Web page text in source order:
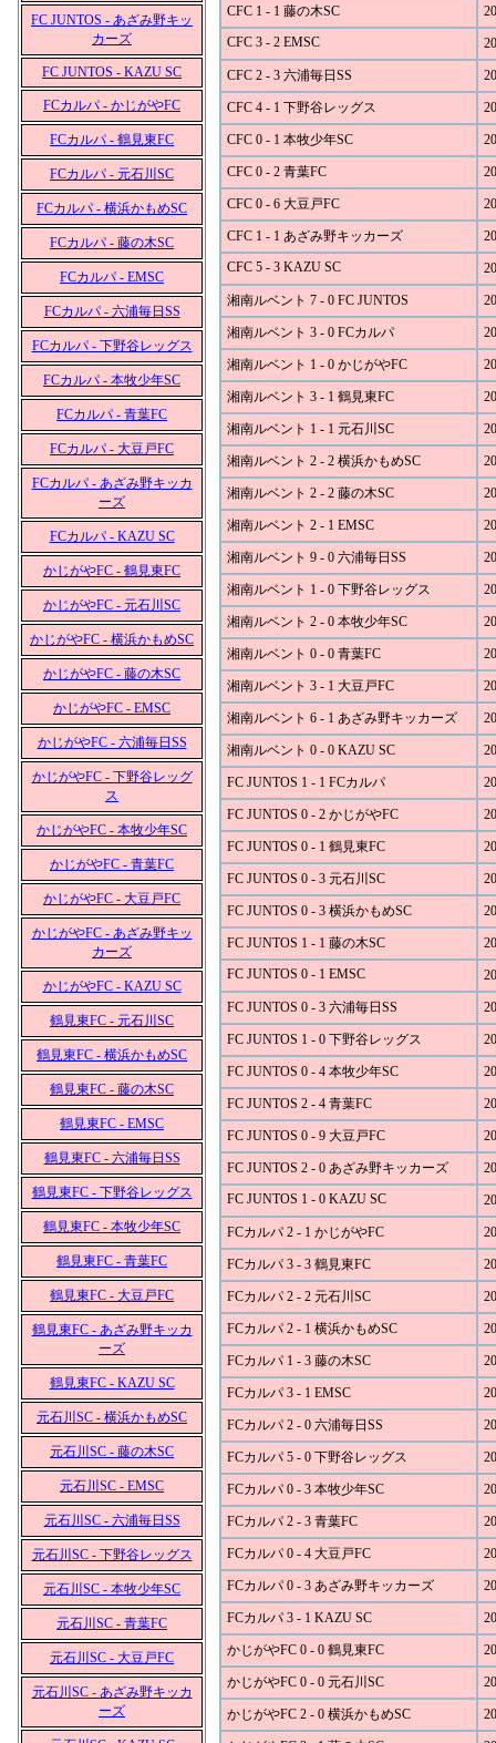
FC JUNTOS - あざみ野キッ
カーズ
FC JUNTOS - KAZU SC
FCカルパ - かじがやFC
FCカルパ - 鶴見東FC
FCカルパ - 元石川SC
FCカルパ - 横浜かもめSC
FCカルパ - 藤の木SC
FCカルパ - EMSC
FCカルパ - 六浦毎日SS
FCカルパ - 下野谷レッグス
FCカルパ - 本牧少年SC
FCカルパ - 青葉FC
FCカルパ - 大豆戸FC
FCカルパ - あざみ野キッカ
ーズ
FCカルパ - KAZU SC
かじがやFC - 鶴見東FC
かじがやFC - 元石川SC
かじがやFC - 横浜かもめSC
かじがやFC - 藤の木SC
かじがやFC - EMSC
かじがやFC - 六浦毎日SS
かじがやFC - 下野谷レッグ
ス
かじがやFC - 本牧少年SC
かじがやFC - 青葉FC
かじがやFC - 大豆戸FC
かじがやFC - あざみ野キッ
カーズ
かじがやFC - KAZU SC
鶴見東FC - 元石川SC
鶴見東FC - 横浜かもめSC
鶴見東FC - 藤の木SC
鶴見東FC - EMSC
鶴見東FC - 六浦毎日SS
鶴見東FC - 下野谷レッグス
鶴見東FC - 本牧少年SC
鶴見東FC - 青葉FC
鶴見東FC - 大豆戸FC
鶴見東FC - あざみ野キッカ
ーズ
鶴見東FC - KAZU SC
元石川SC - 横浜かもめSC
元石川SC - 藤の木SC
元石川SC - EMSC
元石川SC - 六浦毎日SS
元石川SC - 下野谷レッグス
元石川SC - 本牧少年SC
元石川SC - 青葉FC
元石川SC - 大豆戸FC
元石川SC - あざみ野キッカ
ーズ
CFC 1 - 1 藤の木SC
CFC 3 - 2 EMSC
CFC 2 - 3 六浦毎日SS
CFC 4 - 1 下野谷レッグス
CFC 0 - 1 本牧少年SC
CFC 0 - 2 青葉FC
CFC 0 - 6 大豆戸FC
CFC 1 - 1 あざみ野キッカーズ
CFC 5 - 3 KAZU SC
湘南ルベント 7 - 0 FC JUNTOS
湘南ルベント 3 - 0 FCカルパ
湘南ルベント 1 - 0 かじがやFC
湘南ルベント 3 - 1 鶴見東FC
湘南ルベント 1 - 1 元石川SC
湘南ルベント 2 - 2 横浜かもめSC
湘南ルベント 2 - 2 藤の木SC
湘南ルベント 2 - 1 EMSC
湘南ルベント 9 - 0 六浦毎日SS
湘南ルベント 1 - 0 下野谷レッグス
湘南ルベント 2 - 0 本牧少年SC
湘南ルベント 0 - 0 青葉FC
湘南ルベント 3 - 1 大豆戸FC
湘南ルベント 6 - 1 あざみ野キッカーズ
湘南ルベント 0 - 0 KAZU SC
FC JUNTOS 1 - 1 FCカルパ
FC JUNTOS 0 - 2 かじがやFC
FC JUNTOS 0 - 1 鶴見東FC
FC JUNTOS 0 - 3 元石川SC
FC JUNTOS 0 - 3 横浜かもめSC
FC JUNTOS 1 - 1 藤の木SC
FC JUNTOS 0 - 1 EMSC
FC JUNTOS 0 - 3 六浦毎日SS
FC JUNTOS 1 - 0 下野谷レッグス
FC JUNTOS 0 - 4 本牧少年SC
FC JUNTOS 2 - 4 青葉FC
FC JUNTOS 0 - 9 大豆戸FC
FC JUNTOS 2 - 0 あざみ野キッカーズ
FC JUNTOS 1 - 0 KAZU SC
FCカルパ 2 - 1 かじがやFC
FCカルパ 3 - 3 鶴見東FC
FCカルパ 2 - 2 元石川SC
FCカルパ 2 - 1 横浜かもめSC
FCカルパ 1 - 3 藤の木SC
FCカルパ 3 - 1 EMSC
FCカルパ 2 - 0 六浦毎日SS
FCカルパ 5 - 0 下野谷レッグス
FCカルパ 0 - 3 本牧少年SC
FCカルパ 2 - 3 青葉FC
FCカルパ 0 - 4 大豆戸FC
FCカルパ 0 - 3 あざみ野キッカーズ
FCカルパ 3 - 1 KAZU SC
かじがやFC 0 - 0 鶴見東FC
かじがやFC 0 - 0 元石川SC
かじがやFC 2 - 0 横浜かもめSC